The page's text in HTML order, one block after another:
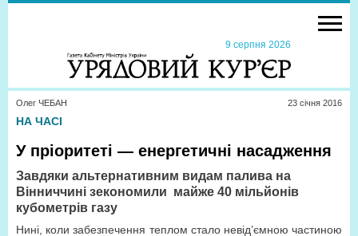
9 серпня 2026
Олег ЧЕБАН 23 сiчня 2016
НА ЧАСІ
У пріоритеті — енергетичні насадження
Завдяки альтернативним видам палива на
Вінниччині зекономили майже 40 мільйонів
кубометрів газу
Нині, коли забезпечення теплом стало невід’ємною частиною